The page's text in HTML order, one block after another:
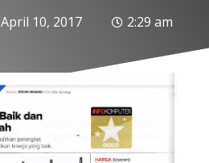
April 10, 2017 2:29 am